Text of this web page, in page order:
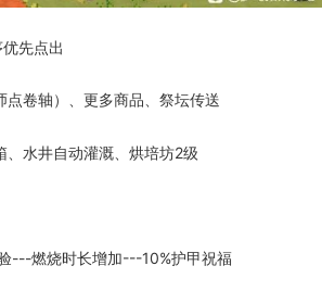
先点出
卷轴）、更多商品、祭坛传送
水井自动灌溉、烘培坊2级
---燃烧时长增加---10%护甲祝福